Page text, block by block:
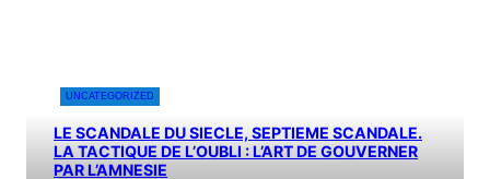
UNCATEGORIZED
LE SCANDALE DU SIECLE, SEPTIEME SCANDALE.
LA TACTIQUE DE L’OUBLI : L’ART DE GOUVERNER
PAR L’AMNESIE